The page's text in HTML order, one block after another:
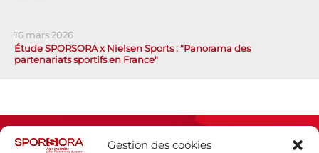
Gestion des cookies
16 mars 2026
Étude SPORSORA x Nielsen Sports : "Panorama des
partenariats sportifs en France"